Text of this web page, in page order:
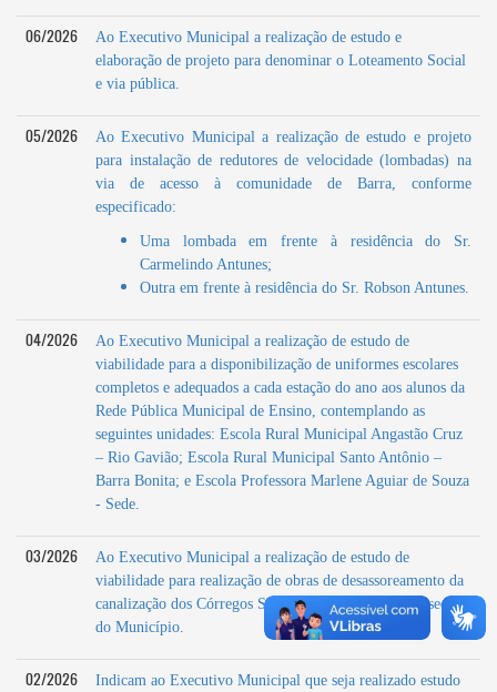
06/2026
Ao Executivo Municipal a realização de estudo e
elaboração de projeto para denominar o Loteamento Social
e via pública.
05/2026
Ao Executivo Municipal a realização de estudo e projeto
para instalação de redutores de velocidade (lombadas) na
via de acesso à comunidade de Barra, conforme
especificado:
Uma lombada em frente à residência do Sr.
Carmelindo Antunes;
Outra em frente à residência do Sr. Robson Antunes.
04/2026
Ao Executivo Municipal a realização de estudo de
viabilidade para a disponibilização de uniformes escolares
completos e adequados a cada estação do ano aos alunos da
Rede Pública Municipal de Ensino, contemplando as
seguintes unidades: Escola Rural Municipal Angastão Cruz
– Rio Gavião; Escola Rural Municipal Santo Antônio –
Barra Bonita; e Escola Professora Marlene Aguiar de Souza
- Sede.
03/2026
Ao Executivo Municipal a realização de estudo de
viabilidade para realização de obras de desassoreamento da
canalização dos Córregos São Pedro e São Paulo, na sede
do Município.
02/2026
Indicam ao Executivo Municipal que seja realizado estudo